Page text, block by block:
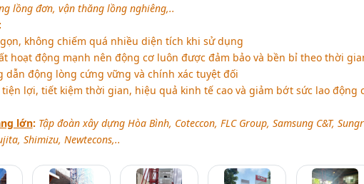
lồng đơn, vận thăng lồng nghiêng,..
không chiếm quá nhiều diện tích khi sử dụng
hoạt động mạnh nên động cơ luôn được đảm bảo và bền bỉ theo thời
động lòng cứng vững và chính xác tuyệt đối
lợi, tiết kiệm thời gian, hiệu quả kinh tế cao và giảm bớt sức lao động
lớn: Tập đoàn xây dựng Hòa Bình, Coteccon, FLC Group, Samsung C&T,
Shimizu, Newtecons,..